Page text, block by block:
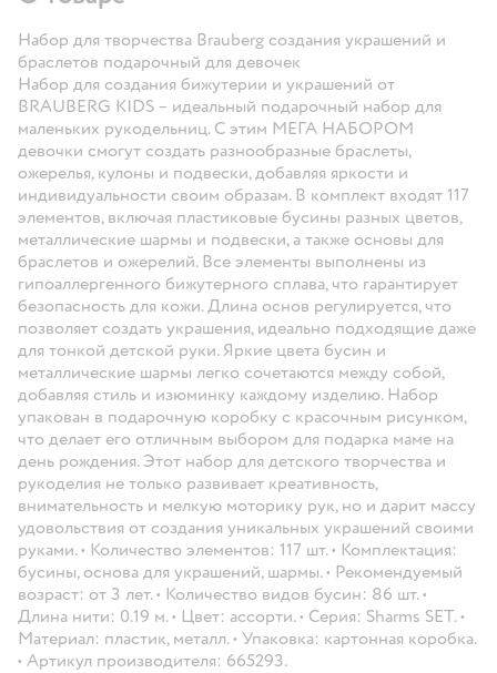
Набор для творчества Brauberg создания украшений и
браслетов подарочный для девочек
Набор для создания бижутерии и украшений от
BRAUBERG KIDS – идеальный подарочный набор для
маленьких рукодельниц. С этим МЕГА НАБОРОМ
девочки смогут создать разнообразные браслеты,
ожерелья, кулоны и подвески, добавляя яркости и
индивидуальности своим образам. В комплект входят 117
элементов, включая пластиковые бусины разных цветов,
металлические шармы и подвески, а также основы для
браслетов и ожерелий. Все элементы выполнены из
гипоаллергенного бижутерного сплава, что гарантирует
безопасность для кожи. Длина основ регулируется, что
позволяет создать украшения, идеально подходящие даже
для тонкой детской руки. Яркие цвета бусин и
металлические шармы легко сочетаются между собой,
добавляя стиль и изюминку каждому изделию. Набор
упакован в подарочную коробку с красочным рисунком,
что делает его отличным выбором для подарка маме на
день рождения. Этот набор для детского творчества и
рукоделия не только развивает креативность,
внимательность и мелкую моторику рук, но и дарит массу
удовольствия от создания уникальных украшений своими
руками. • Количество элементов: 117 шт. • Комплектация:
бусины, основа для украшений, шармы. • Рекомендуемый
возраст: от 3 лет. • Количество видов бусин: 86 шт. •
Длина нити: 0.19 м. • Цвет: ассорти. • Серия: Sharms SET. •
Материал: пластик, металл. • Упаковка: картонная коробка.
• Артикул производителя: 665293.